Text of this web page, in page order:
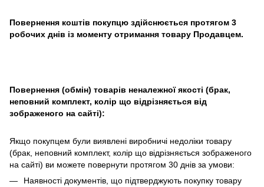
Повернення коштів покупцю здійснюється протягом 3
робочих днів із моменту отримання товару Продавцем.
Повернення (обмін) товарів неналежної якості (брак,
неповний комплект, колір що відрізняється від
зображеного на сайті):
Якщо покупцем були виявлені виробничі недоліки товару
(брак, неповний комплект, колір що відрізняється зображеного
на сайті) ви можете повернути протягом 30 днів за умови:
Наявності документів, що підтверджують покупку товару